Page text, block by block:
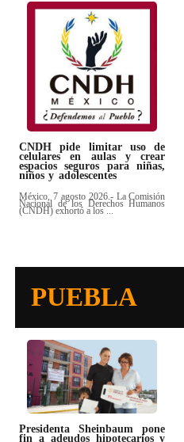
CNDH pide limitar uso de
celulares en aulas y crear
espacios seguros para niñas,
niños y adolescentes
México, 7 agosto 2026.- La Comisión
Nacional de los Derechos Humanos
(CNDH) exhortó a los ...
PUEBLA
Presidenta Sheinbaum pone
fin a adeudos hipotecarios y